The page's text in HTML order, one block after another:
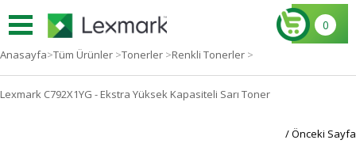
0
Anasayfa>Tüm Ürünler >Tonerler >Renkli Tonerler >
Lexmark C792X1YG - Ekstra Yüksek Kapasiteli Sarı Toner
/ Önceki Sayfa